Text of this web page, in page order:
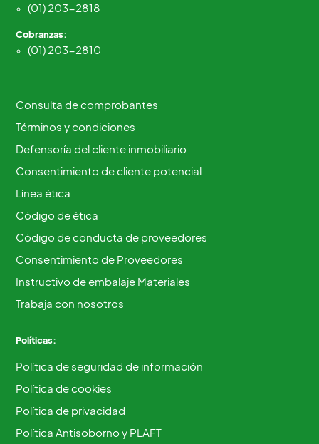
(01) 203-2818
Cobranzas:
(01) 203-2810
Consulta de comprobantes
Términos y condiciones
Defensoría del cliente inmobiliario
Consentimiento de cliente potencial
Línea ética
Código de ética
Código de conducta de proveedores
Consentimiento de Proveedores
Instructivo de embalaje Materiales
Trabaja con nosotros
Políticas:
Política de seguridad de información
Política de cookies
Política de privacidad
Política Antisoborno y PLAFT